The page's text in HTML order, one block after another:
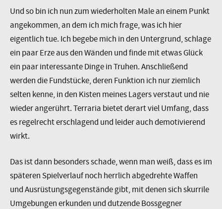
Und so bin ich nun zum wiederholten Male an einem Punkt
angekommen, an dem ich mich frage, was ich hier
eigentlich tue. Ich begebe mich in den Untergrund, schlage
ein paar Erze aus den Wänden und finde mit etwas Glück
ein paar interessante Dinge in Truhen. Anschließend
werden die Fundstücke, deren Funktion ich nur ziemlich
selten kenne, in den Kisten meines Lagers verstaut und nie
wieder angerührt. Terraria bietet derart viel Umfang, dass
es regelrecht erschlagend und leider auch demotivierend
wirkt.
Das ist dann besonders schade, wenn man weiß, dass es im
späteren Spielverlauf noch herrlich abgedrehte Waffen
und Ausrüstungsgegenstände gibt, mit denen sich skurrile
Umgebungen erkunden und dutzende Bossgegner